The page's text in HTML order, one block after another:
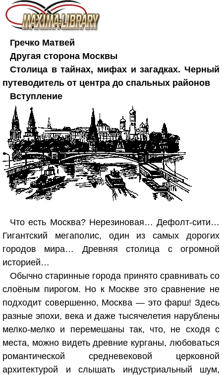
Гречко Матвей
Другая сторона Москвы
Столица в тайнах, мифах и загадках. Черный
путеводитель от центра до спальных районов
Вступление
Что есть Москва? Нерезиновая… Дефолт-сити…
Гигантский мегаполис, один из самых дорогих
городов мира… Древняя столица с огромной
историей…
Обычно старинные города принято сравнивать со
слоёным пирогом. Но к Москве это сравнение не
подходит совершенно, Москва — это фарш! Здесь
разные эпохи, века и даже тысячелетия нарублены
мелко-мелко и перемешаны так, что, не сходя с
места, можно видеть древние курганы, любоваться
романтической средневековой церковной
архитектурой и слышать индустриальный шум,